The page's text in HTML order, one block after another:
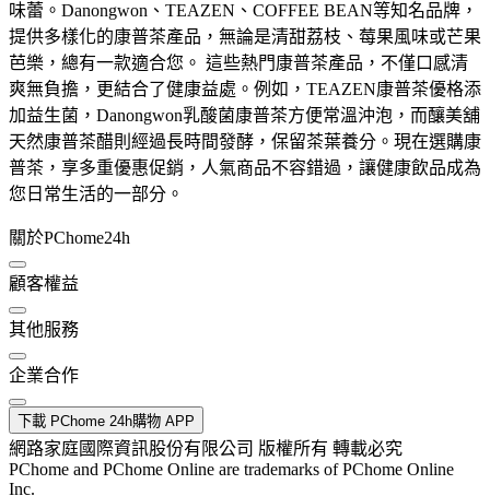
味蕾。Danongwon、TEAZEN、COFFEE BEAN等知名品牌，
提供多樣化的康普茶產品，無論是清甜荔枝、莓果風味或芒果
芭樂，總有一款適合您。 這些熱門康普茶產品，不僅口感清
爽無負擔，更結合了健康益處。例如，TEAZEN康普茶優格添
加益生菌，Danongwon乳酸菌康普茶方便常溫沖泡，而釀美舖
天然康普茶醋則經過長時間發酵，保留茶葉養分。現在選購康
普茶，享多重優惠促銷，人氣商品不容錯過，讓健康飲品成為
您日常生活的一部分。
關於PChome24h
顧客權益
其他服務
企業合作
下載 PChome 24h購物 APP
網路家庭國際資訊股份有限公司 版權所有 轉載必究
PChome and PChome Online are trademarks of PChome Online
Inc.